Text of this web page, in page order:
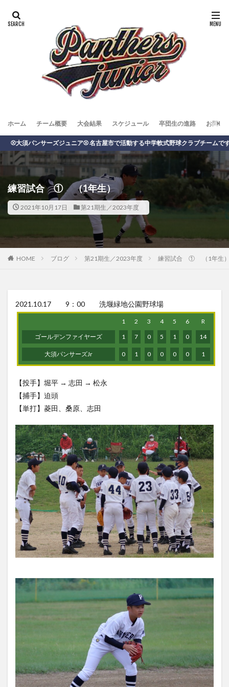
ホーム チーム概要 大会結果 スケジュール 卒団生の進路 お問い
ンサーズジュニア⚾️ 名古屋市で活動する中学軟式野球クラブチームです。
練習試合 ① （1年生）
2021年10月17日 第21期生／2023年度
HOME ブログ 第21期生／2023年度 練習試合 ① （1年生
2021.10.17 9：00 洗堰緑地公園野球場
1 2 3 4 5 6
R
ゴールデンファイヤーズ
1 7 0 5 1 0 14
大須パンサーズJr 0 1 0 0 0 0 1
【投手】堀平 → 志田 → 松永
【捕手】迫頭
【単打】菱田、桑原、志田